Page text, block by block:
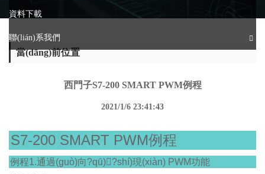
資料下載
聯(lián)系我們
當(dāng)前位置
西門子S7-200 SMART PWM例程
2021/1/6 23:41:43
S7-200 SMART PWM例程
例程1.通過(guò)向?qū)?shí)現(xiàn) PWM功能